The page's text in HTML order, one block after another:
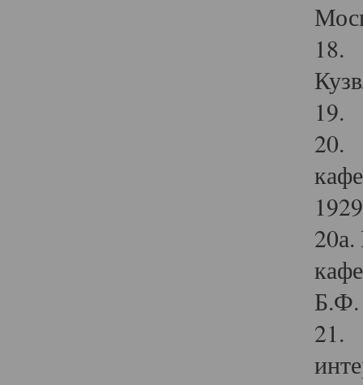
18.
19.
20.
Б.Ф.
21.